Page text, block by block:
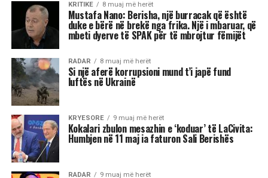
KRITIKE 8 muaj më herët
Mustafa Nano: Berisha, një burracak që është
duke e bërë në brekë nga frika. Një i mbaruar, që
mbeti dyerve të SPAK për të mbrojtur fëmijët
RADAR 8 muaj më herët
Si një aferë korrupsioni mund t’i japë fund
luftës në Ukrainë
KRYESORE 9 muaj më herët
Kokalari zbulon mesazhin e ‘koduar’ të LaCivita:
Humbjen në 11 maj ia faturon Sali Berishës
RADAR 9 muaj më herët